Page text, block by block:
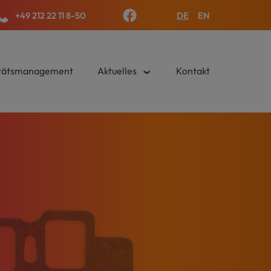
+49 212 22 11 8-50 DE EN ×
Aktuelles› Kontakt